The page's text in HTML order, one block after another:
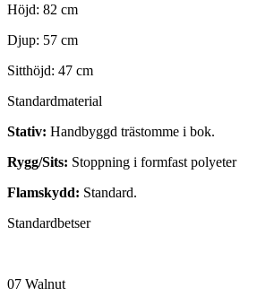
Höjd: 82 cm
Djup: 57 cm
Sitthöjd: 47 cm
Standardmaterial
Stativ: Handbyggd trästomme i bok.
Rygg/Sits: Stoppning i formfast polyeter
Flamskydd: Standard.
Standardbetser
07 Walnut